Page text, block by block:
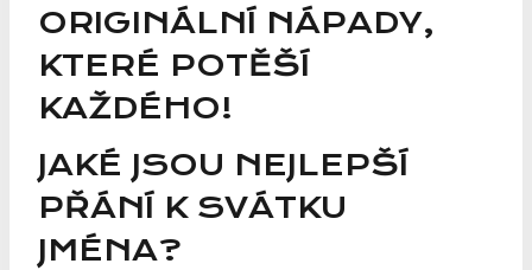
ORIGINÁLNÍ NÁPADY,
KTERÉ POTĚŠÍ
KAŽDÉHO!
JAKÉ JSOU NEJLEPŠÍ
PŘÁNÍ K SVÁTKU
JMÉNA?